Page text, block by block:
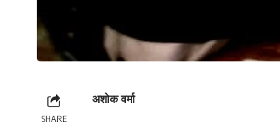
SHARE
अशोक वर्मा